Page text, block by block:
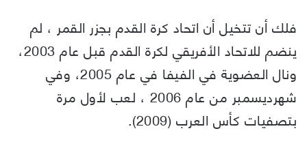
فلك أن تتخيل أن اتحاد كرة القدم بجزر القمر ، لم
ينضم للاتحاد الأفريقي لكرة القدم قبل عام 2003،
ونال العضوية في الفيفا في عام 2005، وفي
شهرديسمبر من عام 2006 ، لعب لأول مرة
بتصفيات كأس العرب (2009).